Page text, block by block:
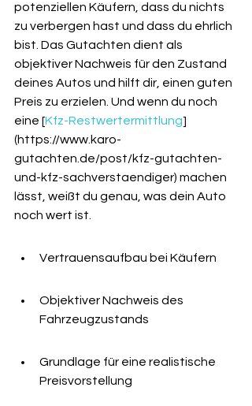
potenziellen Käufern, dass du nichts
zu verbergen hast und dass du ehrlich
bist. Das Gutachten dient als
objektiver Nachweis für den Zustand
deines Autos und hilft dir, einen guten
Preis zu erzielen. Und wenn du noch
eine [Kfz-Restwertermittlung]
(https://www.karo-
gutachten.de/post/kfz-gutachten-
und-kfz-sachverstaendiger) machen
lässt, weißt du genau, was dein Auto
noch wert ist.
Vertrauensaufbau bei Käufern
Objektiver Nachweis des
Fahrzeugzustands
Grundlage für eine realistische
Preisvorstellung